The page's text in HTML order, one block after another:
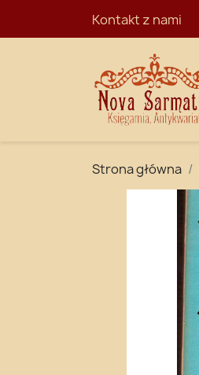
Kontakt z nami
Strona główna